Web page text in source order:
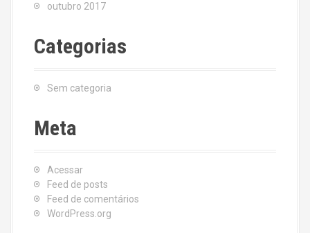
outubro 2017
Categorias
Sem categoria
Meta
Acessar
Feed de posts
Feed de comentários
WordPress.org